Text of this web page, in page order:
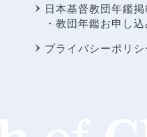
日本基督教団年鑑
・教団年鑑お申し込
プライバシーポリシ